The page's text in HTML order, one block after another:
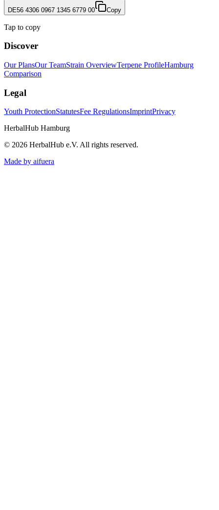
DE56 4306 0967 1345 6779 00 Copy
Tap to copy
Discover
Our PlansOur TeamStrain OverviewTerpene ProfileHamburg
Comparison
Legal
Youth ProtectionStatutesFee RegulationsImprintPrivacy
HerbalHub Hamburg
© 2026 HerbalHub e.V. All rights reserved.
Made by aifuera